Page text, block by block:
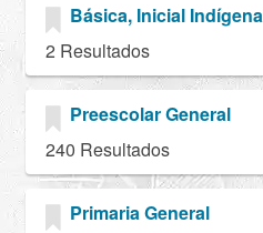
Básica, Inicial Indígena
2 Resultados
Preescolar General
240 Resultados
Primaria General